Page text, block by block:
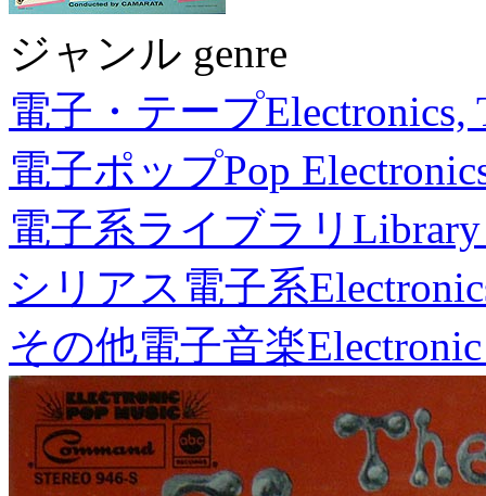
ジャンル genre
電子・テープElectronics,
電子ポップPop
電子系ライブラリ
シリアス電子系
その他電子音楽